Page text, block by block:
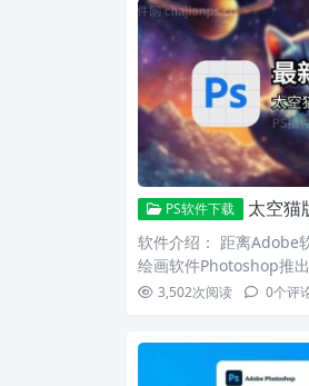
PS软件下载 太空猫版 PS
软件介绍： 距离Adobe
绘画软件Photoshop推
3,502次阅读 0个评